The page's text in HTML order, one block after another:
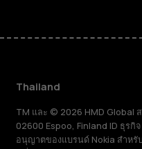
Thailand
TM และ © 2026 HMD Global
02600 Espoo, Finland ID ธุรกิ
อนุญาตของแบรนด์ Nokia สำหรั